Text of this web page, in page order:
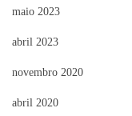
maio 2023
abril 2023
novembro 2020
abril 2020